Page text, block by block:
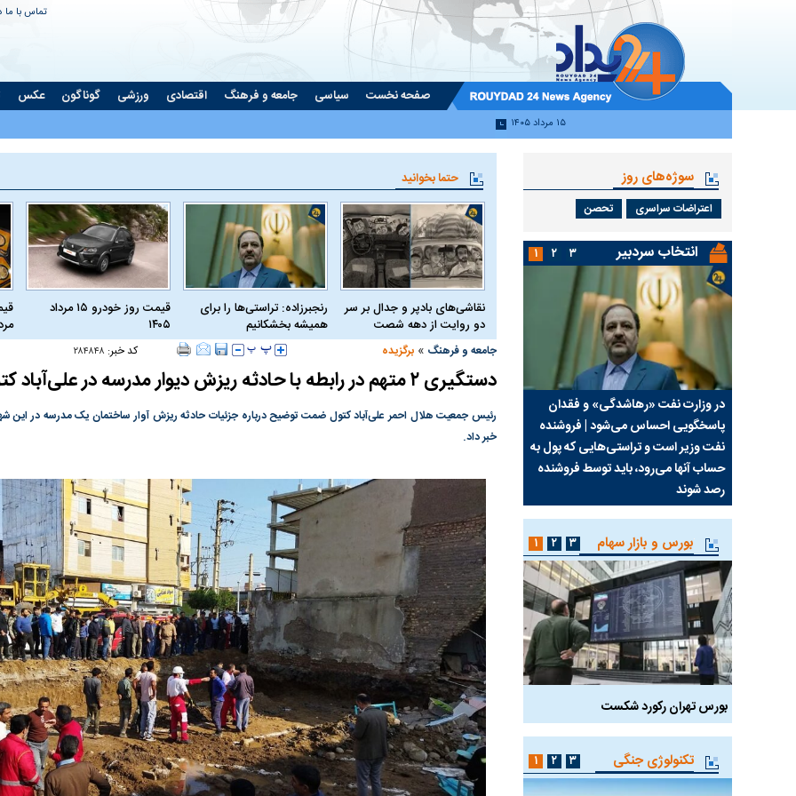
تماس با ما
صفحه نخست سیاسی جامعه و فرهنگ اقتصادی ورزشی گوناگون عکس
۱۵ مرداد ۱۴۰۵
حتما بخوانید
نقاشی‌های بادپر و جدال بر سر
دو روایت از دهه شصت
رنجبرزاده: تراستی‌ها را برای
همیشه بخشکانیم
قیمت روز خودرو ۱۵ مرداد
۱۴۰۵
جامعه و فرهنگ » برگزیده کد خبر: ۲۸۴۸۴۸
دستگیری ۲ متهم در رابطه با حادثه ریزش دیوار مدرسه در علی‌آباد کتول
رئیس جمعیت هلال احمر علی‌آباد کتول ضمت توضیح درباره جزئیات حادثه ریزش آوار ساختمان یک مدرسه در این
خبر داد.
سوژه‌های روز
اعتراضات سراسری تحصن
انتخاب سردبیر
در وزارت نفت «رهاشدگی» و فقدان
پاسخگویی احساس می‌شود | فروشنده
نفت وزیر است و تراستی‌هایی که پول به
حساب آنها می‌رود، باید توسط فروشنده
رصد شوند
چرا رویای آمریکایی سرنگونی رژیم و
نابودی محور مقاومت تعبیر نشد؟ | پشت
مطالعه رفتار هیستریک صدا و سیما علیه
کمپین نه به اعدام
در وزارت نفت
پاسخگویی
رصد شوند
۱ ۲ ۳
بورس و بازار سهام
بورس تهران رکورد شکست سیگنال مثبت دیپلماسی به بورس پرواز ۱۰۰ هزار واحدی شاخص کل بورس بورس تهران
۱ ۲ ۳
تکنولوژی جنگی ۱ ۲ ۳